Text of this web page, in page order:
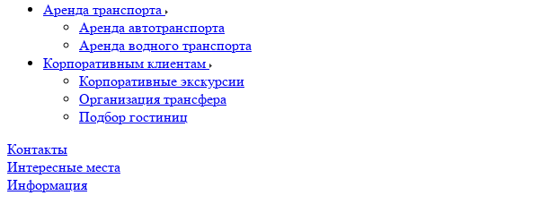
Аренда транспорта
Аренда автотранспорта
Аренда водного транспорта
Корпоративным клиентам
Корпоративные экскурсии
Организация трансфера
Подбор гостиниц
Контакты
Интересные места
Информация